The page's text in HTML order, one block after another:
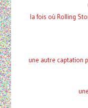
la fois où Rolling
une autre captation